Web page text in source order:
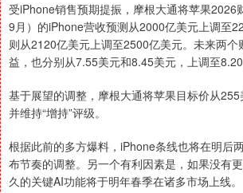
受iPhone销售预期提振，摩根大通将苹果2026
9月）的iPhone营收预测从2000亿美元上调至
则从2120亿美元上调至2500亿美元。未来两个
益，也分别从7.55美元和8.45美元，上调至8.20
基于展望的调整，摩根大通将苹果目标价从255
并维持“增持”评级。
根据此前的多方爆料，iPhone条线也将在明后
布节奏的调整。另一个有利因素是，如果没有
久的关键AI功能将于明年春季在诸多市场上线。